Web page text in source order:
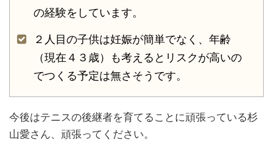
の経験をしています。
２人目の子供は妊娠が簡単でなく、年齢
（現在４３歳）も考えるとリスクが高いの
でつくる予定は無さそうです。
今後はテニスの後継者を育てることに頑張っている杉
山愛さん、頑張ってください。